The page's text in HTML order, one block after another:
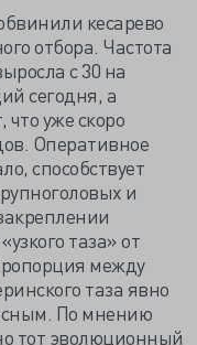
кесарево
отбора. Частота
с 30 на
сегодня, а
уже скоро
Оперативное
способствует
и
таза» от
между
таза явно
По мнению
тот эволюционный